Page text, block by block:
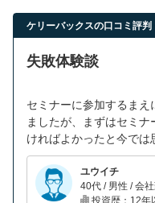
ケリーバックスの口コミ評判
失敗体験談
セミナーに参加するま
ましたが、まずはセミ
ければよかったと今では
ユウイチ
40代 / 男性 / 会
投資歴：12年